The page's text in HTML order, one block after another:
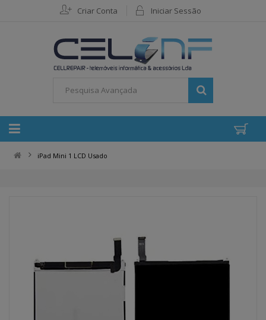
Criar Conta Iniciar Sessão
iPad Mini 1 LCD Usado